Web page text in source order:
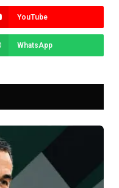
YouTube
WhatsApp